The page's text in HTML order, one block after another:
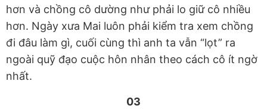
hơn và chồng cô dường như phải lo giữ cô nhiều
hơn. Ngày xưa Mai luôn phải kiểm tra xem chồng
đi đâu làm gì, cuối cùng thì anh ta vẫn “lọt” ra
ngoài quỹ đạo cuộc hôn nhân theo cách cô ít ngờ
nhất.
03